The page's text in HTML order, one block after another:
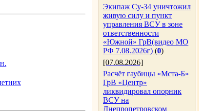
Экипаж Су-34 уничтожил
живую силу и пункт
управления ВСУ в зоне
ответственности
«Южной» ГрВ(видео МО
РФ 7.08.2026г) (0)
[07.08.2026]
Расчёт гаубицы «Мста-Б»
ГрВ «Центр»
ликвидировал опорник
ВСУ на
Днепропетровском